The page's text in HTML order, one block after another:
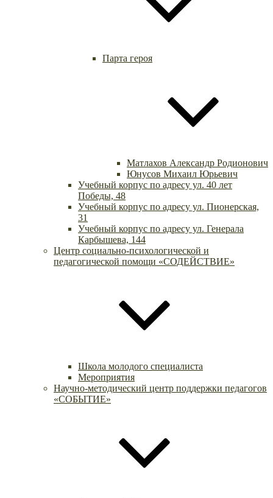
Парта героя
Матлахов Александр Родионович
Юнусов Михаил Юрьевич
Учебный корпус по адресу ул. 40 лет
Победы, 48
Учебный корпус по адресу ул. Пионерская,
31
Учебный корпус по адресу ул. Генерала
Карбышева, 144
Центр социально-психологической и
педагогической помощи «СОДЕЙСТВИЕ»
Школа молодого специалиста
Мероприятия
Научно-методический центр поддержки педагогов
«СОБЫТИЕ»